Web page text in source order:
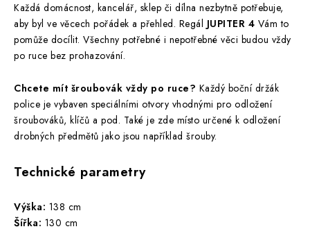
Každá domácnost, kancelář, sklep či dílna nezbytně potřebuje,
aby byl ve věcech pořádek a přehled. Regál JUPITER 4 Vám to
pomůže docílit. Všechny potřebné i nepotřebné věci budou vždy
po ruce bez prohazování.
Chcete mít šroubovák vždy po ruce? Každý boční držák
police je vybaven speciálními otvory vhodnými pro odložení
šroubováků, klíčů a pod. Také je zde místo určené k odložení
drobných předmětů jako jsou například šrouby.
Technické parametry
Výška: 138 cm
Šířka: 130 cm